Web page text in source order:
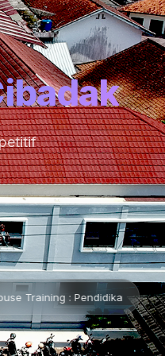
Karakter Pancawaluya •